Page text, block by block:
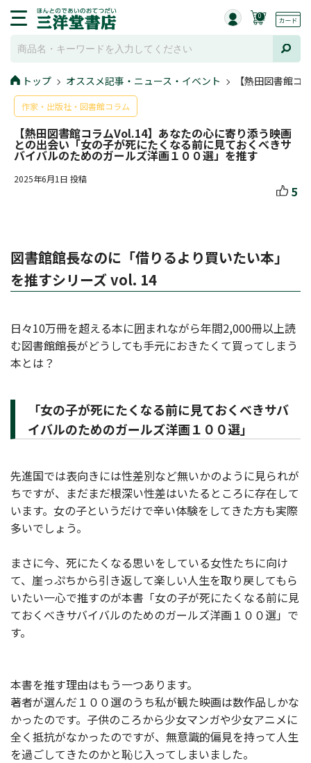
0
トップ オススメ記事・ニュース・イベント 【熱田図書館
作家・出版社・図書館コラム
【熱田図書館コラムVol.14】あなたの心に寄り添う映画
との出会い「女の子が死にたくなる前に見ておくべきサ
バイバルのためのガールズ洋画１００選」を推す
2025年6月1日 投稿
5
図書館館長なのに「借りるより買いたい本」
を推すシリーズ vol. 14
日々10万冊を超える本に囲まれながら年間2,000冊以上読
む図書館館長がどうしても手元におきたくて買ってしまう
本とは？
「女の子が死にたくなる前に見ておくべきサバ
イバルのためのガールズ洋画１００選」
先進国では表向きには性差別など無いかのように見られが
ちですが、まだまだ根深い性差はいたるところに存在して
います。女の子というだけで辛い体験をしてきた方も実際
多いでしょう。
まさに今、死にたくなる思いをしている女性たちに向け
て、崖っぷちから引き返して楽しい人生を取り戻してもら
いたい一心で推すのが本書「女の子が死にたくなる前に見
ておくべきサバイバルのためのガールズ洋画１００選」で
す。
本書を推す理由はもう一つあります。
著者が選んだ１００選のうち私が観た映画は数作品しかな
かったのです。子供のころから少女マンガや少女アニメに
全く抵抗がなかったのですが、無意識的偏見を持って人生
を過ごしてきたのかと恥じ入ってしまいました。